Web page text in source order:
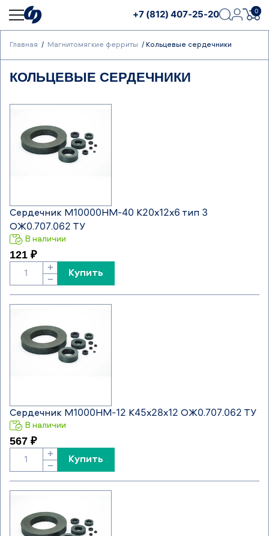
+7 (812) 407-25-20 0
Главная Магнитомягкие ферриты Кольцевые сердечники
КОЛЬЦЕВЫЕ СЕРДЕЧНИКИ
Сердечник М10000НМ-40 К20х12х6 тип 3
ОЖ0.707.062 ТУ
В наличии
121 ₽
−
+
Купить
Сердечник М1000НМ-12 К45х28х12 ОЖ0.707.062 ТУ
В наличии
567 ₽
−
+
Купить